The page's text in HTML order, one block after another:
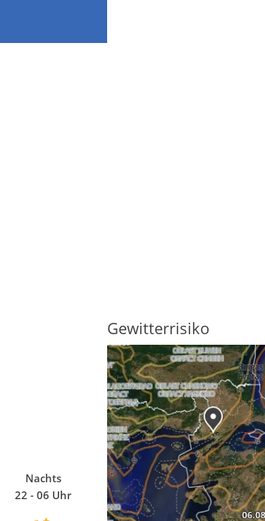
Nachts
22 - 06 Uhr
Gewitterrisiko